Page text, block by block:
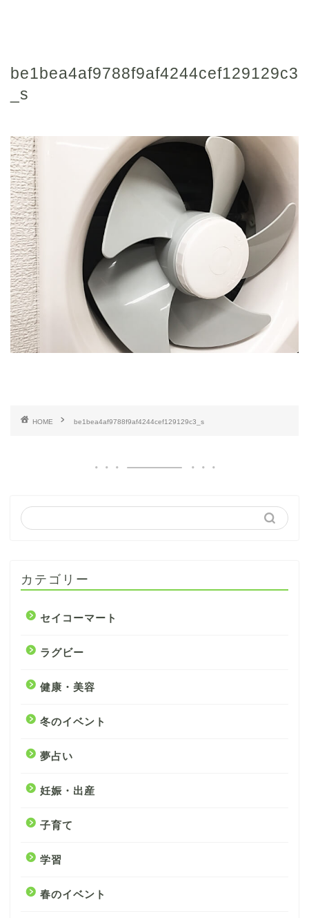
be1bea4af9788f9af4244cef129129c3
_s
HOME be1bea4af9788f9af4244cef129129c3_s
カテゴリー
セイコーマート
ラグビー
健康・美容
冬のイベント
夢占い
妊娠・出産
子育て
学習
春のイベント